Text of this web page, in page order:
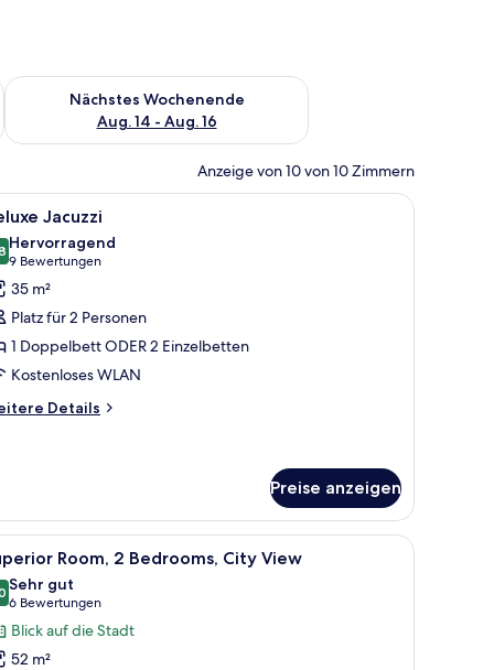
Aug. 7 - Aug. 9.
Nächstes Wochenende
Aug. 14 - Aug. 16
Überprüfe die Verfügbarkeit für nächstes Wochenende, Aug.
Anzeige von 10 von 10 Zimmern
Gemälde, das eine Strandansicht zeigt.
einem Schreibtisch, einem Stuhl und Bildern an der Wand.
Ein moderner Außenbereich mit
15 Jacuzzi
von 10
Hervorragend
9 Bewertungen
(9
Bewertungen)
35 m²
Platz für 2 Personen
1 Doppelbett ODER 2 Einzelbetten
Kostenloses WLAN
Details
Preise anzeigen
Fenster und eine Tür zu einem Badezimmer sind vorhanden.
Schreibtisch mit Kaffeemaschine, einem an der Wand montierten
Ein Hotelzimmer mit einem Bett, einem
6 Room, 2 Bedrooms, City View
von 10
Sehr gut
6 Bewertungen
(6
Bewertungen)
Blick auf die Stadt
52 m²